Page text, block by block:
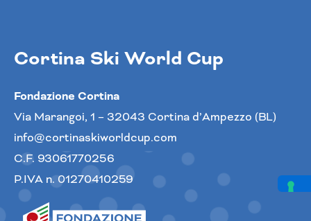
Cortina Ski World Cup
Fondazione Cortina
Via Marangoi, 1 – 32043 Cortina d’Ampezzo (BL)
info@cortinaskiworldcup.com
C.F. 93061770256
P.IVA n. 01270410259